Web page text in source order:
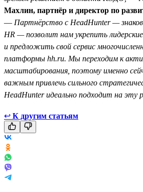
Махлин, партнёр и директор по
— Партнёрство с HeadHunter —
HR — позволит нам укрепить
и предложить свой сервис
платформы hh.ru. Мы переходим к
масштабирования, поэтому именно
важным привлечь сильного
HeadHunter идеально подходит на эту
↩ К другим статьям